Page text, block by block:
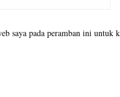
saya pada peramban ini untuk